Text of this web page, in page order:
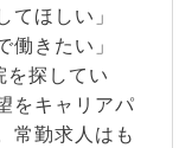
てほしい」
働きたい」
を探してい
をキャリアパ
常勤求人はも